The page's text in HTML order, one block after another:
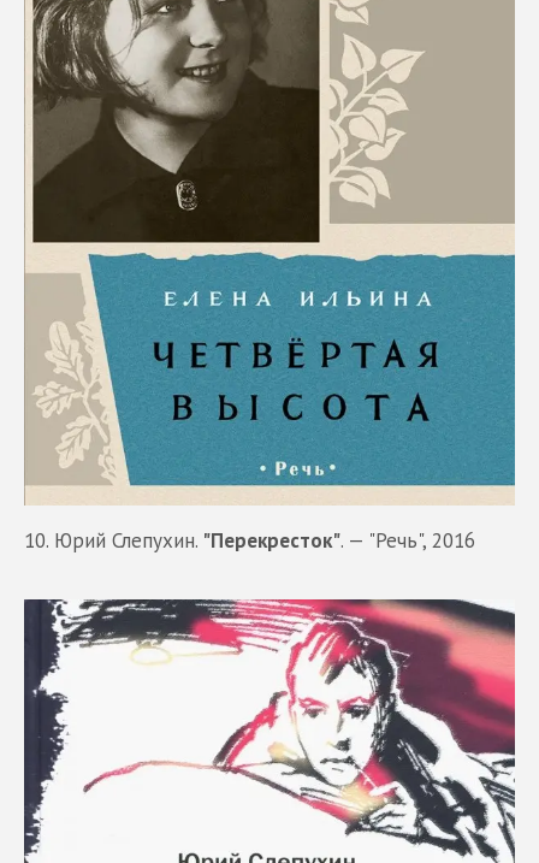
10. Юрий Слепухин. "Перекресток". — "Речь", 2016